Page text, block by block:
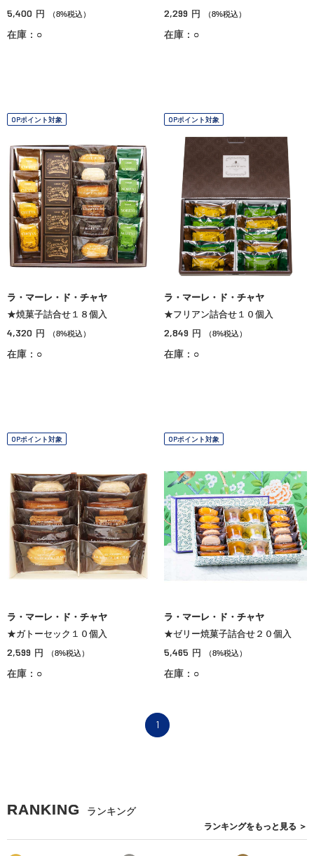
5,400 円 （8%税込）
在庫：○
2,299 円 （8%税込）
在庫：○
OPポイント対象
ラ・マーレ・ド・チャヤ
★焼菓子詰合せ１８個入
4,320 円 （8%税込）
在庫：○
OPポイント対象
ラ・マーレ・ド・チャヤ
★フリアン詰合せ１０個入
2,849 円 （8%税込）
在庫：○
OPポイント対象
ラ・マーレ・ド・チャヤ
★ガトーセック１０個入
2,599 円 （8%税込）
在庫：○
OPポイント対象
ラ・マーレ・ド・チャヤ
★ゼリー焼菓子詰合せ２０個入
5,465 円 （8%税込）
在庫：○
1
RANKING ランキング
ランキングをもっと見る ＞